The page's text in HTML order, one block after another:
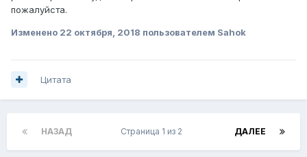
пожалуйста.
Изменено 22 октября, 2018 пользователем Sahok
Цитата
НАЗАД ДАЛЕЕ
Страница 1 из 2